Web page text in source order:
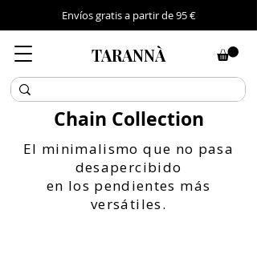
TARANNÀ
Envíos gratis a partir de 95 €
Chain Collection
El minimalismo que no pasa
desapercibido
en los pendientes más
versátiles.